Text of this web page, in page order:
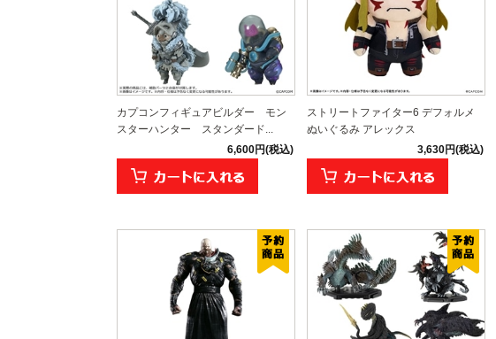
カプコンフィギュアビルダー モン
スターハンター スタンダード...
6,600円(税込)
ストリートファイター6 デフォルメ
ぬいぐるみ アレックス
3,630円(税込)